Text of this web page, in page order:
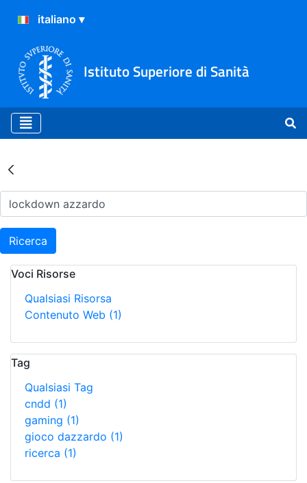
Istituto Superiore di Sanità
Risultati della Ricerca -
Ricerca
Voci Risorse
Qualsiasi Risorsa
Contenuto Web (1)
Tag
Qualsiasi Tag
cndd (1)
gaming (1)
gioco dazzardo (1)
ricerca (1)